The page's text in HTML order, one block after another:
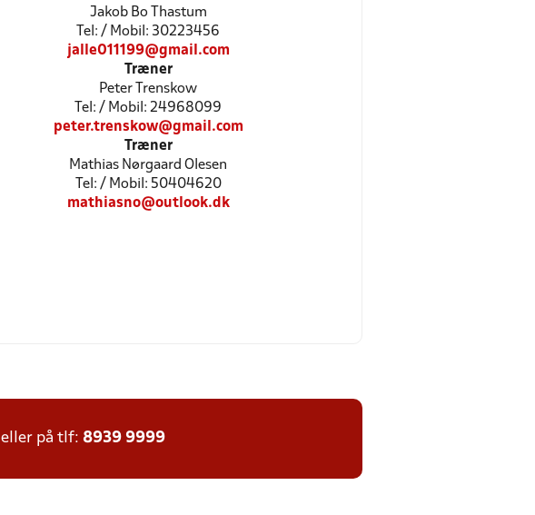
Jakob Bo Thastum
Tel: / Mobil: 30223456
jalle011199@gmail.com
Træner
Peter Trenskow
Tel: / Mobil: 24968099
peter.trenskow@gmail.com
Træner
Mathias Nørgaard Olesen
Tel: / Mobil: 50404620
mathiasno@outlook.dk
eller på tlf: 8939 9999